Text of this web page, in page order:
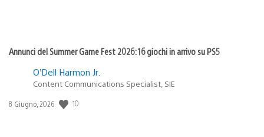
Annunci del Summer Game Fest 2026: 16 giochi in arrivo su PS5
O’Dell Harmon Jr.
Content Communications Specialist, SIE
Data
8 Giugno, 2026 10